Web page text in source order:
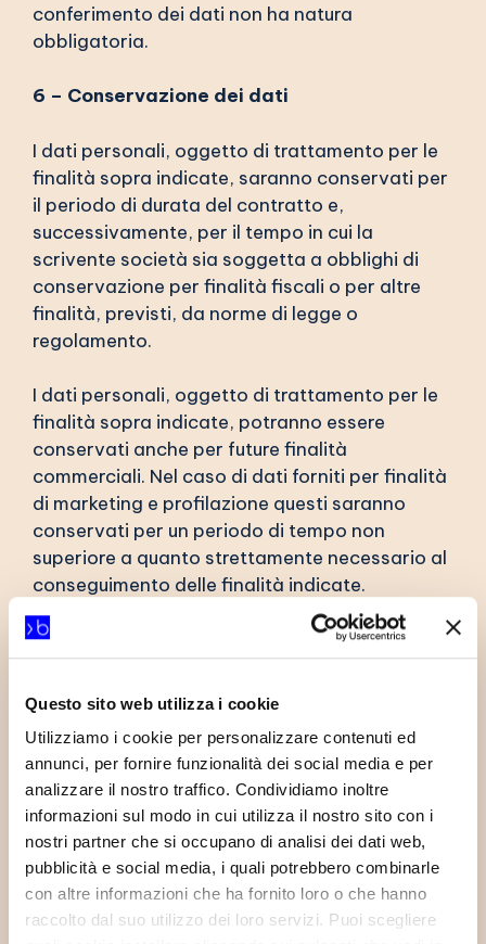
Questo sito web utilizza i cookie
Utilizziamo i cookie per personalizzare contenuti ed
annunci, per fornire funzionalità dei social media e per
analizzare il nostro traffico. Condividiamo inoltre
informazioni sul modo in cui utilizza il nostro sito con i
nostri partner che si occupano di analisi dei dati web,
pubblicità e social media, i quali potrebbero combinarle
con altre informazioni che ha fornito loro o che hanno
raccolto dal suo utilizzo dei loro servizi. Puoi scegliere
conferimento dei dati non ha natura
obbligatoria.
6 – Conservazione dei dati
I dati personali, oggetto di trattamento per le
finalità sopra indicate, saranno conservati per
il periodo di durata del contratto e,
successivamente, per il tempo in cui la
scrivente società sia soggetta a obblighi di
conservazione per finalità fiscali o per altre
finalità, previsti, da norme di legge o
regolamento.
I dati personali, oggetto di trattamento per le
finalità sopra indicate, potranno essere
conservati anche per future finalità
commerciali. Nel caso di dati forniti per finalità
di marketing e profilazione questi saranno
conservati per un periodo di tempo non
superiore a quanto strettamente necessario al
conseguimento delle finalità indicate.
I dati sono inoltre trattati da Bluenext per
ordinarie elaborazioni aziendali legate alla
fornitura del servizio (es.: a fini di
documentazione in caso di contestazione della
fattura o pretesa di pagamento, per
accertamento di frodi, per eseguire analisi per
conto dei clienti), in virtù di quanto previsto
dalla normativa. In questo caso, i dati sono
conservati con stringenti misure di sicurezza
applicate a norma di legge e successivamente
cancellati.